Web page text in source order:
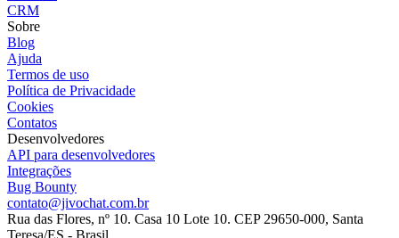
CRM
Sobre
Blog
Ajuda
Termos de uso
Política de Privacidade
Cookies
Contatos
Desenvolvedores
API para desenvolvedores
Integrações
Bug Bounty
contato@jivochat.com.br
Rua das Flores, nº 10. Casa 10 Lote 10. CEP 29650-000, Santa
Teresa/ES - Brasil